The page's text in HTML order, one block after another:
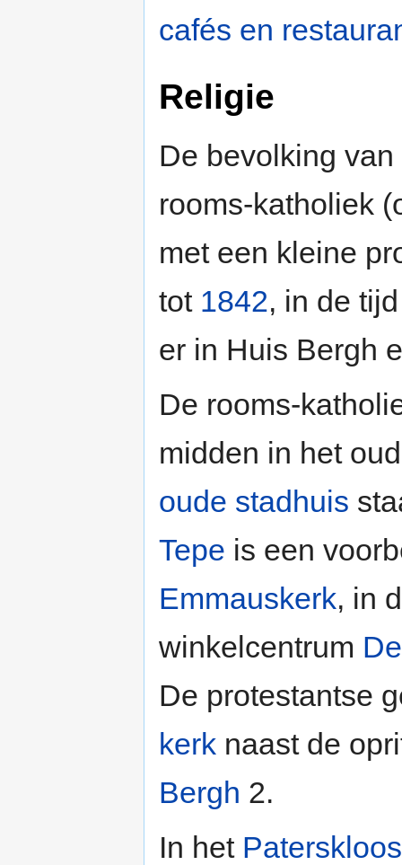
cafés en
Religie
De bevolking
rooms-katholiek
met een kleine
tot 1842, in de
er in Huis Bergh
De rooms-
midden in het
oude stadhuis
Tepe is een
Emmauskerk, in
winkelcentrum
De protestantse
kerk naast de
Bergh 2.
In het